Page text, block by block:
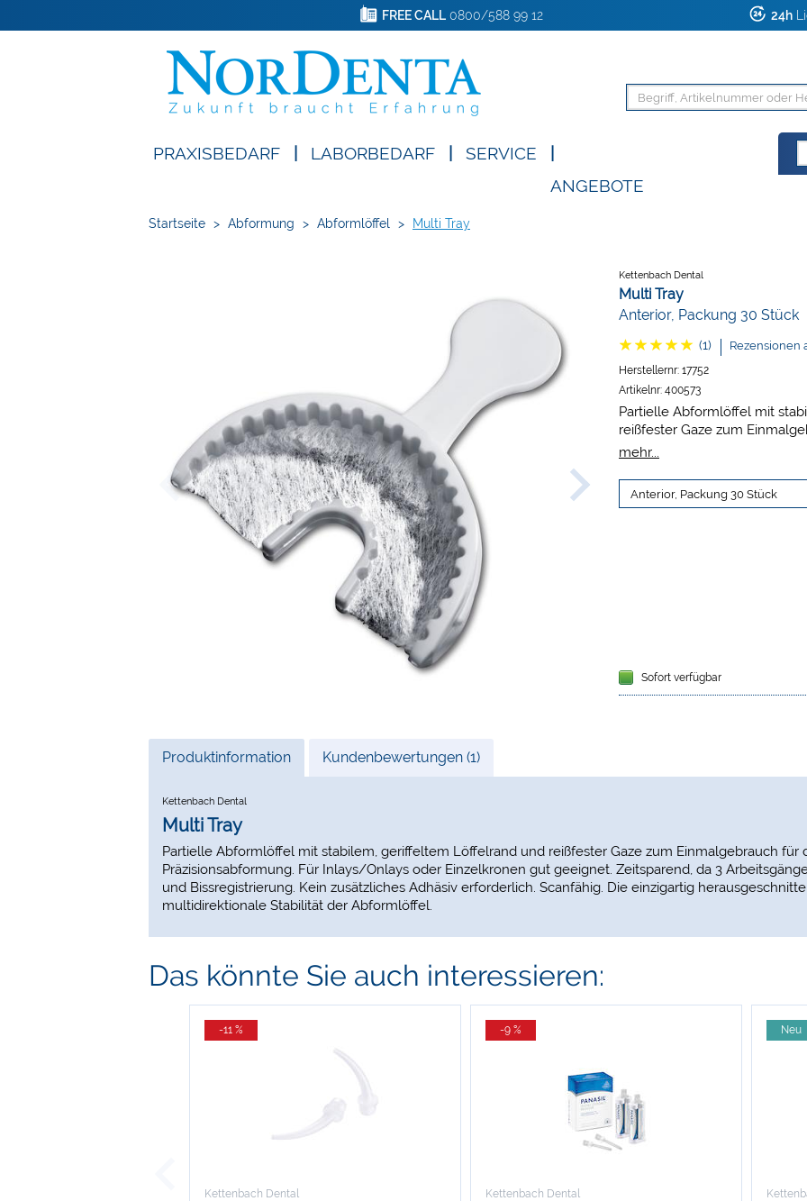
FREE CALL0800/588 99 12 24h
PRAXISBEDARF LABORBEDARF SERVICE
ANGEBOTE
Startseite > Abformung > Abformlöffel > Multi Tray
Kettenbach Dental
Multi Tray
Anterior, Packung 30 Stück
(1) Rezensionen
Herstellernr: 17752
Artikelnr: 400573
Partielle Abformlöffel mit
reißfester Gaze zum
Präzisionsabformung. Für
Gegenabdruck und
erforderlich. Scanfähig. Die
mehr...
Sofort verfügbar
Current
Produktinformation Kundenbewertungen (1)
Kettenbach Dental
Multi Tray
Partielle Abformlöffel mit stabilem, geriffeltem Löffelrand und reißfester Gaze zum Einmalgebrauch für
Präzisionsabformung. Für Inlays/Onlays oder Einzelkronen gut geeignet. Zeitsparend, da 3
und Bissregistrierung. Kein zusätzliches Adhäsiv erforderlich. Scanfähig. Die einzigartig
multidirektionale Stabilität der Abformlöffel.
Das könnte Sie auch interessieren:
-11 %
Kettenbach Dental
-9 %
Kettenbach Dental
Neu